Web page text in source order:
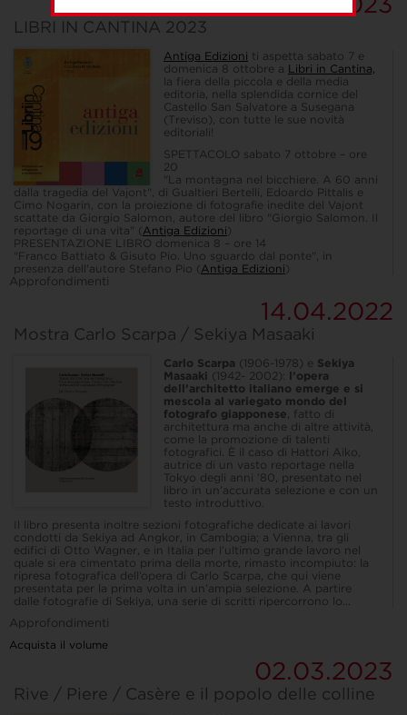
LIBRI IN CANTINA 2023
Antiga Edizioni ti aspetta sabato 7 e
domenica 8 ottobre a Libri in Cantina,
la fiera della piccola e della media
editoria nella splendida cornice del
Castello San Salvatore a Susegana
(Treviso), con tutte le sue novità
editoriali!
SPETTACOLO sabato 7 ottobre – ore
20
"La montagna nel bicchiere. A 60 anni
dalla tragedia del Vajont", di Gualtieri Bertelli, Edoardo Pittalis e
Cimo Nogarin, con la proiezione di fotografie inedite del Vajont
scattate da Giorgio Salomon, autore del libro "Giorgio Salomon. Il
reportage di una vita" ( Antiga Edizioni )
PRESENTAZIONE LIBRO domenica 8 – ore 14
"Franco Battiato & Gisuto Pio. Uno sguardo dal ponte", in
presenza dell'autore Stefano Pio ( Antiga Edizioni )
Approfondimenti
14.04.2022
Mostra Carlo Scarpa / Sekiya Masaaki
Carlo Scarpa (1906-1978) e Sekiya
Masaaki (1942- 2002): l’opera
dell’architetto italiano emerge e si
mescola al variegato mondo del
fotografo giapponese, fatto di
architettura ma anche di altre attività,
come la promozione di talenti
fotografici. È il caso di Hattori Aiko,
autrice di un vasto reportage nella
Tokyo degli anni ’80, presentato nel
libro in un’accurata selezione e con un
testo introduttivo.
Il libro presenta inoltre sezioni fotografiche dedicate ai lavori
condotti da Sekiya ad Angkor, in Cambogia; a Vienna, tra gli
edifici di Otto Wagner, e in Italia per l’ultimo grande lavoro nel
quale si era cimentato prima della morte, rimasto incompiuto: la
ripresa fotografica dell’opera di Carlo Scarpa, che qui viene
presentata per la prima volta in un’ampia selezione. A partire
dalle fotografie di Sekiya, una serie di scritti ripercorrono lo...
Approfondimenti
Acquista il volume
02.03.2023
Rive / Piere / Casère e il popolo delle colline